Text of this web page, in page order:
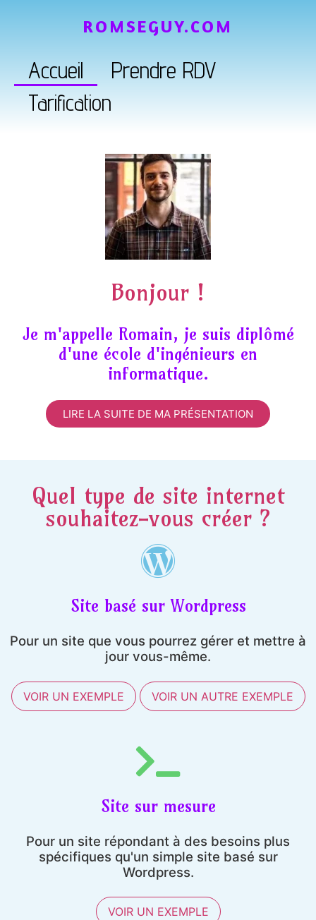
Accueil
Prendre RDV
Tarification
ROMSEGUY.COM
Bonjour !
Je m'appelle Romain, je suis diplômé
d'une école d'ingénieurs en
informatique.
LIRE LA SUITE DE MA PRÉSENTATION
Quel type de site internet
souhaitez-vous créer ?
Site basé sur Wordpress
Pour un site que vous pourrez gérer et mettre à
jour vous-même.
VOIR UN EXEMPLE VOIR UN AUTRE EXEMPLE
Site sur mesure
Pour un site répondant à des besoins plus
spécifiques qu'un simple site basé sur
Wordpress.
VOIR UN EXEMPLE